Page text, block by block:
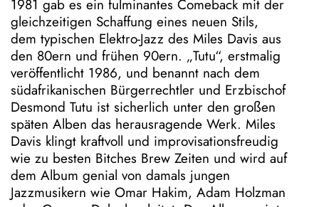
u
t
s
c
h
e
i
n
e
N
e
1981 gab es ein fulminantes Comeback mit der
gleichzeitigen Schaffung eines neuen Stils,
dem typischen Elektro-Jazz des Miles Davis aus
den 80ern und frühen 90ern. „Tutu“, erstmalig
veröffentlicht 1986, und benannt nach dem
südafrikanischen Bürgerrechtler und Erzbischof
Desmond Tutu ist sicherlich unter den großen
späten Alben das herausragende Werk. Miles
Davis klingt kraftvoll und improvisationsfreudig
wie zu besten Bitches Brew Zeiten und wird auf
dem Album genial von damals jungen
Jazzmusikern wie Omar Hakim, Adam Holzman